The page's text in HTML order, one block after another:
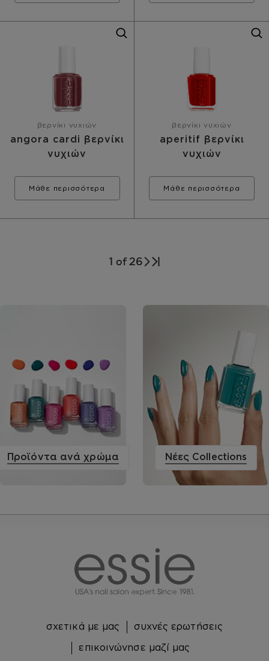
βερνίκι νυχιών
angora cardi βερνίκι
νυχιών
Μάθε περισσότερα
βερνίκι νυχιών
aperitif βερνίκι
νυχιών
Μάθε περισσότερα
1 of 26
Προϊόντα ανά χρώμα Νέες Collections
σχετικά με μας
συχνές ερωτήσεις
επικοινώνησε μαζί μας